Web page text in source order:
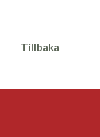
Tillbaka